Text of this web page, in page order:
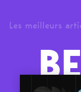
Les meilleurs